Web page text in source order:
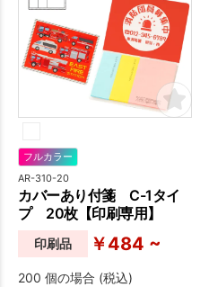
フルカラー
AR-310-20
カバーあり付箋 C-1タイ
プ 20枚【印刷専用】
印刷品 ￥484 ~
200 個の場合 (税込)